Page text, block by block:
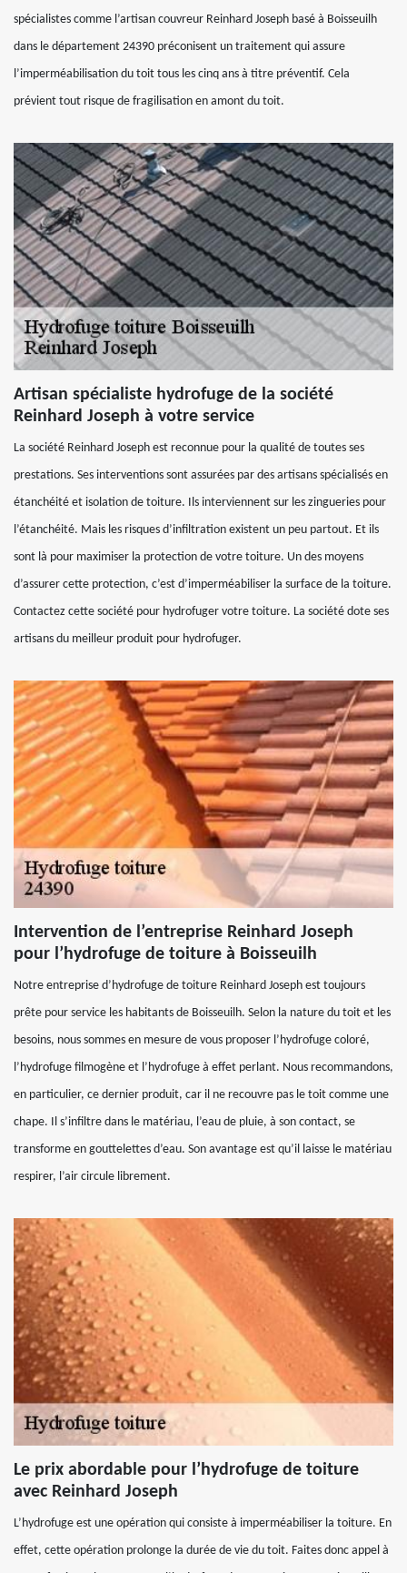
spécialistes comme l’artisan couvreur Reinhard Joseph basé à Boisseuilh
dans le département 24390 préconisent un traitement qui assure
l’imperméabilisation du toit tous les cinq ans à titre préventif. Cela
prévient tout risque de fragilisation en amont du toit.
Artisan spécialiste hydrofuge de la société
Reinhard Joseph à votre service
La société Reinhard Joseph est reconnue pour la qualité de toutes ses
prestations. Ses interventions sont assurées par des artisans spécialisés en
étanchéité et isolation de toiture. Ils interviennent sur les zingueries pour
l’étanchéité. Mais les risques d’infiltration existent un peu partout. Et ils
sont là pour maximiser la protection de votre toiture. Un des moyens
d’assurer cette protection, c’est d’imperméabiliser la surface de la toiture.
Contactez cette société pour hydrofuger votre toiture. La société dote ses
artisans du meilleur produit pour hydrofuger.
Intervention de l’entreprise Reinhard Joseph
pour l’hydrofuge de toiture à Boisseuilh
Notre entreprise d’hydrofuge de toiture Reinhard Joseph est toujours
prête pour service les habitants de Boisseuilh. Selon la nature du toit et les
besoins, nous sommes en mesure de vous proposer l’hydrofuge coloré,
l’hydrofuge filmogène et l’hydrofuge à effet perlant. Nous recommandons,
en particulier, ce dernier produit, car il ne recouvre pas le toit comme une
chape. Il s’infiltre dans le matériau, l’eau de pluie, à son contact, se
transforme en gouttelettes d’eau. Son avantage est qu’il laisse le matériau
respirer, l’air circule librement.
Le prix abordable pour l’hydrofuge de toiture
avec Reinhard Joseph
L’hydrofuge est une opération qui consiste à imperméabiliser la toiture. En
effet, cette opération prolonge la durée de vie du toit. Faites donc appel à